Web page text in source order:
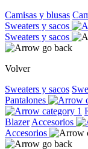
Camisas y blusas
Sweaters y sacos
Sweaters y sacos
Volver
Sweaters y sacos
Pantalones
Blazer Accesorios
Accesorios